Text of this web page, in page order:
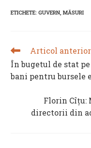
ETICHETE:GUVERN MĂSURI
READ
MORE
ARTICLES
Articol anterior
În bugetul de stat
bani pentru bursele
Florin Cîțu:
directorii din